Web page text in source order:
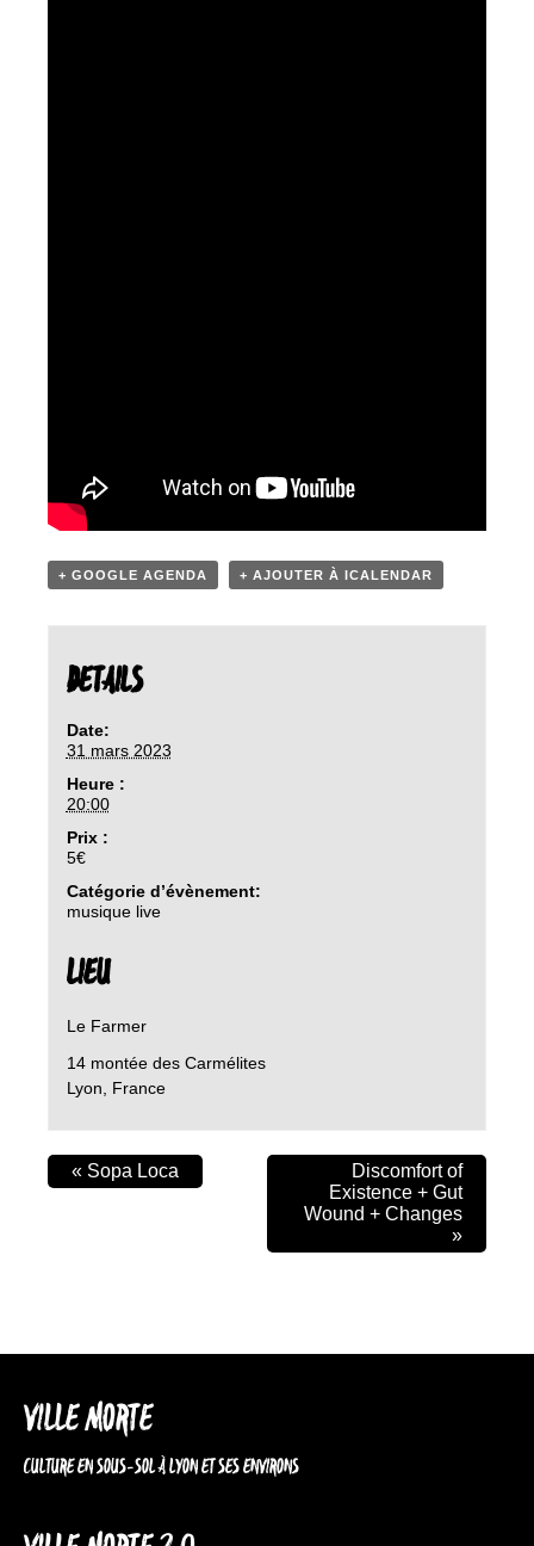
+ GOOGLE AGENDA + AJOUTER À ICALENDAR
DETAILS
Date:
31 mars 2023
Heure :
20:00
Prix :
5€
Catégorie d’évènement:
musique live
LIEU
Le Farmer
14 montée des Carmélites
Lyon
France
« Sopa Loca
Discomfort of
Existence + Gut
Wound + Changes
»
VILLE MORTE
CULTURE EN SOUS-SOL À LYON ET SES ENVIRONS